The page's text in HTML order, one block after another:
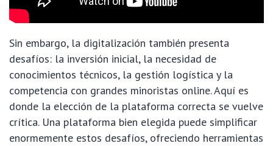
Sin embargo, la digitalización también presenta
desafíos: la inversión inicial, la necesidad de
conocimientos técnicos, la gestión logística y la
competencia con grandes minoristas online. Aquí es
donde la elección de la plataforma correcta se vuelve
crítica. Una plataforma bien elegida puede simplificar
enormemente estos desafíos, ofreciendo herramientas